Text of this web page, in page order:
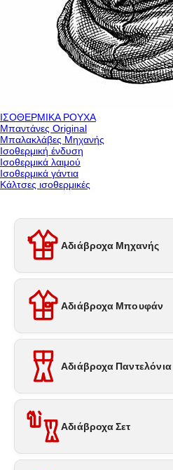
ΙΣΟΘΕΡΜΙΚΑ ΡΟΥΧΑ
Μπαντάνες Original
Μπαλακλάβες Μηχανής
Ισοθερμική ένδυση
Ισοθερμικά λαιμού
Ισοθερμικά γάντια
Κάλτσες ισοθερμικές
Αδιάβροχα Μηχανής
Αδιάβροχα Μπουφάν
Αδιάβροχα Παντελόνια
Αδιάβροχα Σετ